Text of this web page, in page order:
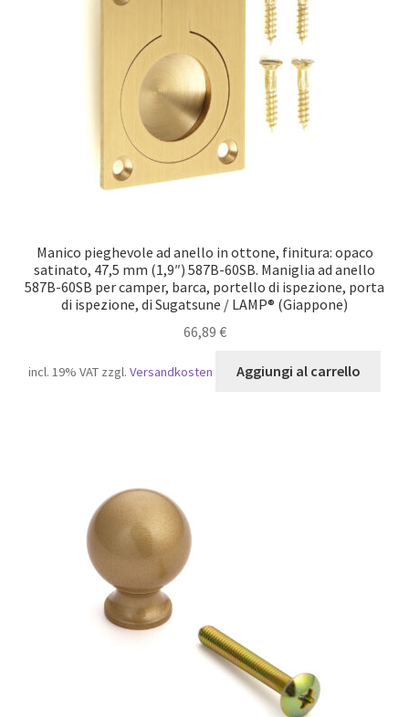
Manico pieghevole ad anello in ottone, finitura: opaco
satinato, 47,5 mm (1,9″) 587B-60SB. Maniglia ad anello
587B-60SB per camper, barca, portello di ispezione, porta
di ispezione, di Sugatsune / LAMP® (Giappone)
66,89 €
incl. 19% VAT zzgl. Versandkosten Aggiungi al carrello